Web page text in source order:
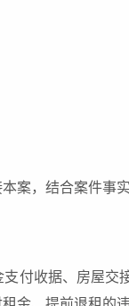
案，结合案件事
付收据、房屋